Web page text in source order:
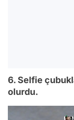
6. Selfie
olurdu.